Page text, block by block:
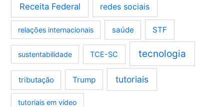
Receita Federal redes sociais
relações internacionais saúde STF
sustentabilidade TCE-SC tecnologia
tributação Trump tutoriais
tutoriais em vídeo